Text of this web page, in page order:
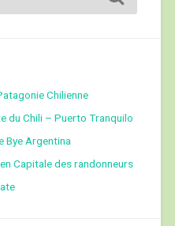
Chilienne
du Chili – Puerto Tranquilo
Bye Argentina
Capitale des randonneurs